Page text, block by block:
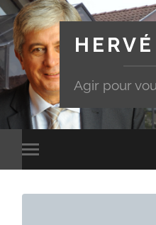
Agir pour
Toggle
mobile